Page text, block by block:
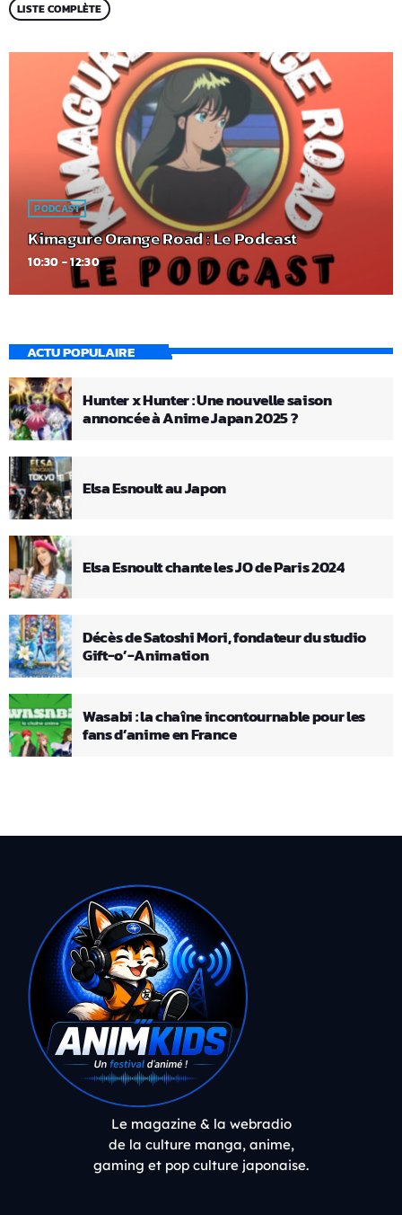
LISTE COMPLÈTE
PODCAST
Kimagure Orange Road : Le Podcast
10:30 - 12:30
ACTU POPULAIRE
Hunter x Hunter : Une nouvelle saison
annoncée à Anime Japan 2025 ?
Elsa Esnoult au Japon
Elsa Esnoult chante les JO de Paris 2024
Décès de Satoshi Mori, fondateur du studio
Gift-o’-Animation
Wasabi : la chaîne incontournable pour les
fans d’anime en France
Le magazine & la webradio
de la culture manga, anime,
gaming et pop culture japonaise.